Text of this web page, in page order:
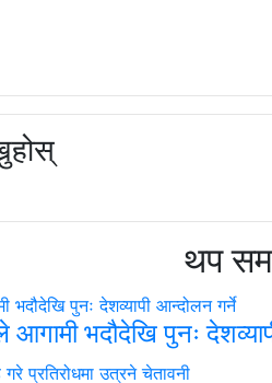
थप
भदौदेखि पुनः